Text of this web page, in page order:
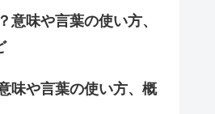
意味や言葉の使い方、
味や言葉の使い方、概